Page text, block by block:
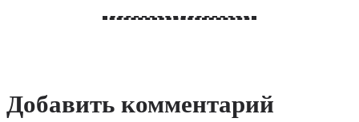
Добавить комментарий